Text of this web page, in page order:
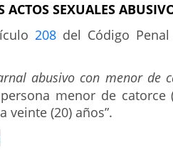
ACTOS SEXUALES
208 del Código
abusivo con menor de
menor de catorce
veinte (20) años”.